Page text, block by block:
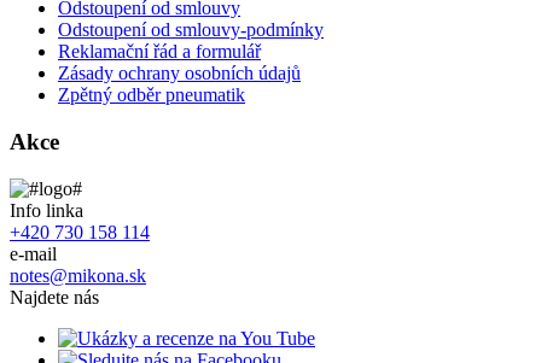
Odstoupení od smlouvy
Odstoupení od smlouvy-podmínky
Reklamační řád a formulář
Zásady ochrany osobních údajů
Zpětný odběr pneumatik
Akce
Info linka
+420 730 158 114
e-mail
notes@mikona.sk
Najdete nás